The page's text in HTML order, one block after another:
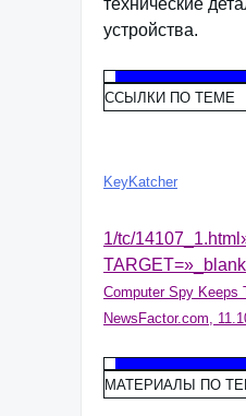
технические
устройства.
ССЫЛКИ ПО ТЕМЕ
KeyKatcher
1/tc/
Computer Spy
NewsFactor.com,
МАТЕРИАЛЫ ПО